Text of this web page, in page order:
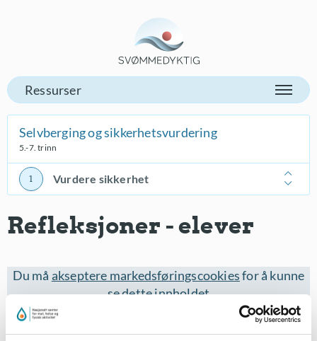
Selvberging og sikkerhetsvurdering
5.-7. trinn
Vurdere sikkerhet
Refleksjoner - elever
Du må akseptere markedsføringscookiesfor å kunne
se dette innholdet